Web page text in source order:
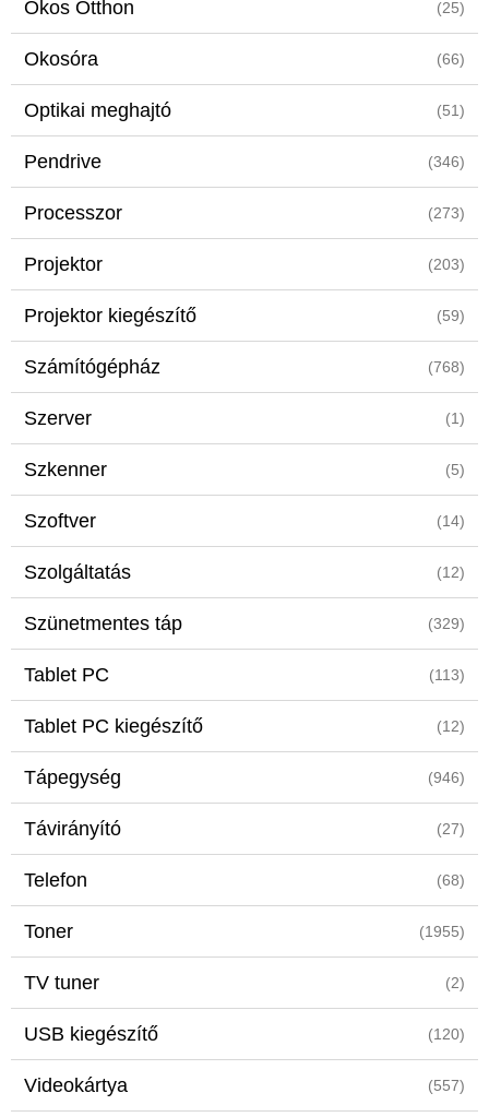
Okos Otthon (25)
Okosóra (66)
Optikai meghajtó (51)
Pendrive (346)
Processzor (273)
Projektor (203)
Projektor kiegészítő (59)
Számítógépház (768)
Szerver (1)
Szkenner (5)
Szoftver (14)
Szolgáltatás (12)
Szünetmentes táp (329)
Tablet PC (113)
Tablet PC kiegészítő (12)
Tápegység (946)
Távirányító (27)
Telefon (68)
Toner (1955)
TV tuner (2)
USB kiegészítő (120)
Videokártya (557)